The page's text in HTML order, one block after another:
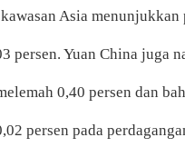
Asia
persen. Yuan China juga
0,40 persen dan
persen pada